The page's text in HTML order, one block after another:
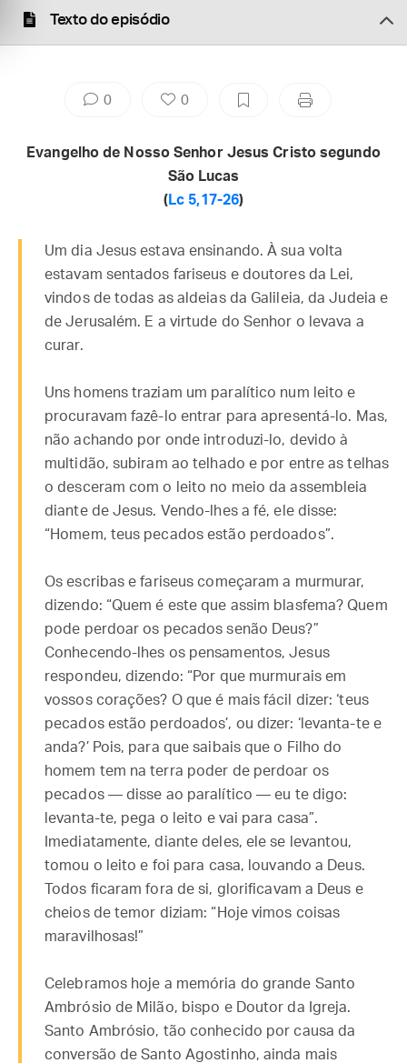
Texto do episódio
0 0
Evangelho de Nosso Senhor Jesus Cristo segundo
São Lucas
( Lc 5,17-26)
Um dia Jesus estava ensinando. À sua volta
estavam sentados fariseus e doutores da Lei,
vindos de todas as aldeias da Galileia, da Judeia e
de Jerusalém. E a virtude do Senhor o levava a
curar.
Uns homens traziam um paralítico num leito e
procuravam fazê-lo entrar para apresentá-lo. Mas,
não achando por onde introduzi-lo, devido à
multidão, subiram ao telhado e por entre as telhas
o desceram com o leito no meio da assembleia
diante de Jesus. Vendo-lhes a fé, ele disse:
“Homem, teus pecados estão perdoados”.
Os escribas e fariseus começaram a murmurar,
dizendo: “Quem é este que assim blasfema? Quem
pode perdoar os pecados senão Deus?”
Conhecendo-lhes os pensamentos, Jesus
respondeu, dizendo: “Por que murmurais em
vossos corações? O que é mais fácil dizer: ‘teus
pecados estão perdoados’, ou dizer: ‘levanta-te e
anda?’ Pois, para que saibais que o Filho do
homem tem na terra poder de perdoar os
pecados — disse ao paralítico — eu te digo:
levanta-te, pega o leito e vai para casa”.
Imediatamente, diante deles, ele se levantou,
tomou o leito e foi para casa, louvando a Deus.
Todos ficaram fora de si, glorificavam a Deus e
cheios de temor diziam: “Hoje vimos coisas
maravilhosas!”
Celebramos hoje a memória do grande Santo
Ambrósio de Milão, bispo e Doutor da Igreja.
Santo Ambrósio, tão conhecido por causa da
conversão de Santo Agostinho, ainda mais